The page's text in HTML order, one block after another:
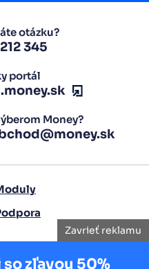
Zavrieť reklamu
so zľavou 50%
otázku?
345
portál
Money?